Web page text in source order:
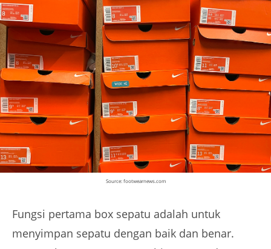
Source: footwearnews.com
Fungsi pertama box sepatu adalah untuk
menyimpan sepatu dengan baik dan benar.